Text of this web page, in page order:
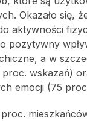
Okazało się,
aktywności
pozytywny
a w
wskazań)
emocji (75